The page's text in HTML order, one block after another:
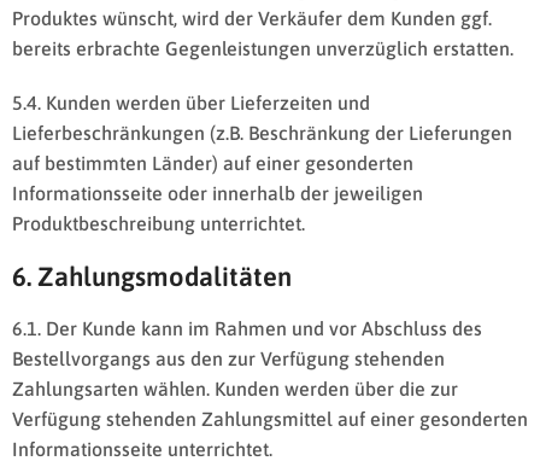
Produktes wünscht, wird der Verkäufer dem Kunden ggf.
bereits erbrachte Gegenleistungen unverzüglich erstatten.
5.4. Kunden werden über Lieferzeiten und
Lieferbeschränkungen (z.B. Beschränkung der Lieferungen
auf bestimmten Länder) auf einer gesonderten
Informationsseite oder innerhalb der jeweiligen
Produktbeschreibung unterrichtet.
6. Zahlungsmodalitäten
6.1. Der Kunde kann im Rahmen und vor Abschluss des
Bestellvorgangs aus den zur Verfügung stehenden
Zahlungsarten wählen. Kunden werden über die zur
Verfügung stehenden Zahlungsmittel auf einer gesonderten
Informationsseite unterrichtet.